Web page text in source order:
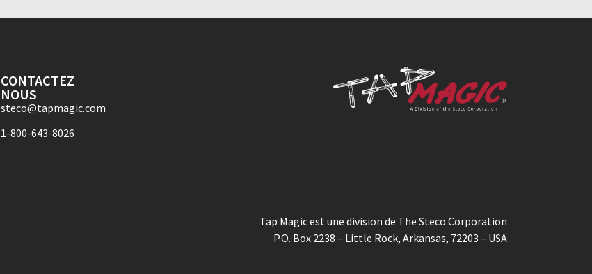
CONTACTEZ
NOUS
steco@tapmagic.com
1-800-643-8026
Tap Magic est une division de The Steco Corporation
P.O. Box 2238 – Little Rock, Arkansas, 72203 – USA